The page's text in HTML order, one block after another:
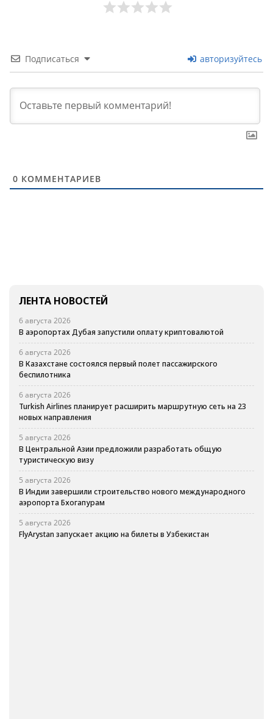
Подписаться авторизуйтесь
0 КОММЕНТАРИЕВ
ЛЕНТА НОВОСТЕЙ
6 августа 2026
В аэропортах Дубая запустили оплату криптовалютой
6 августа 2026
В Казахстане состоялся первый полет пассажирского
беспилотника
6 августа 2026
Turkish Airlines планирует расширить маршрутную сеть на 23
новых направления
5 августа 2026
В Центральной Азии предложили разработать общую
туристическую визу
5 августа 2026
В Индии завершили строительство нового международного
аэропорта Бхогапурам
5 августа 2026
FlyArystan запускает акцию на билеты в Узбекистан